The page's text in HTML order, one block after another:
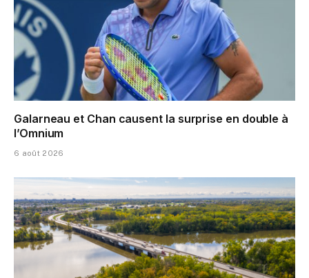
Galarneau et Chan causent la surprise en double à
l’Omnium
6 août 2026